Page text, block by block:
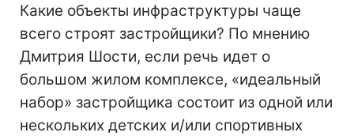
Какие объекты инфраструктуры чаще
всего строят застройщики? По мнению
Дмитрия Шости, если речь идет о
большом жилом комплексе, «идеальный
набор» застройщика состоит из одной или
нескольких детских и/или спортивных